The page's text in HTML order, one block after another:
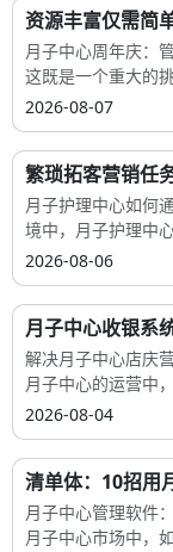
资源丰富仅需简
月子中心周年庆：
这既是一个重大的
2026-08-07
繁琐拓客营销任
月子护理中心如何
境中，月子护理中
2026-08-06
月子中心收银系
解决月子中心店庆
月子中心的运营中
2026-08-04
清单体：10招用
月子中心管理软件
月子中心市场中，